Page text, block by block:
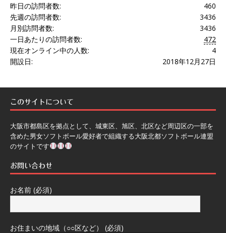
460
昨日の訪問者数:
3436
先週の訪問者数:
3436
月別訪問者数:
472
一日あたりの訪問者数:
4
現在オンライン中の人数:
2018年12月27日
開設日:
このサイトについて
大阪市都島区を拠点として、城東区、旭区、北区など周辺区の一部を
含めた男女ソフトボール愛好者で組織する大阪北都ソフトボール連盟
のサイトです
お問い合わせ
お名前 (必須)
お住まいの地域（○○区など） (必須)